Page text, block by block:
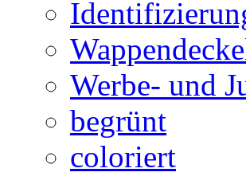
Werbe- und
begrünt
coloriert